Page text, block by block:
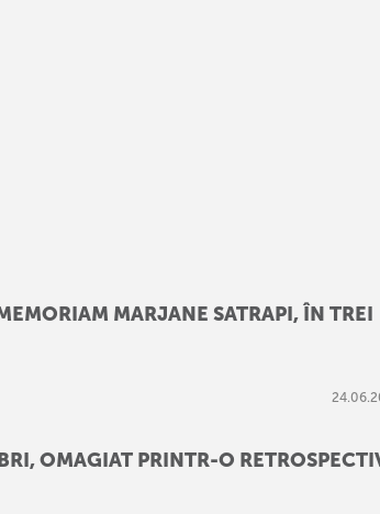
MARJANE SATRAPI, ÎN TREI
24.06.
OMAGIAT PRINTR-O